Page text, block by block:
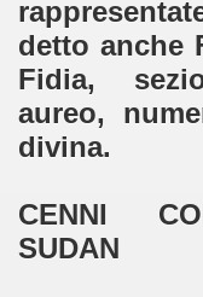
detto anche
Fidia,
aureo,
divina.
CENNI
SUDAN